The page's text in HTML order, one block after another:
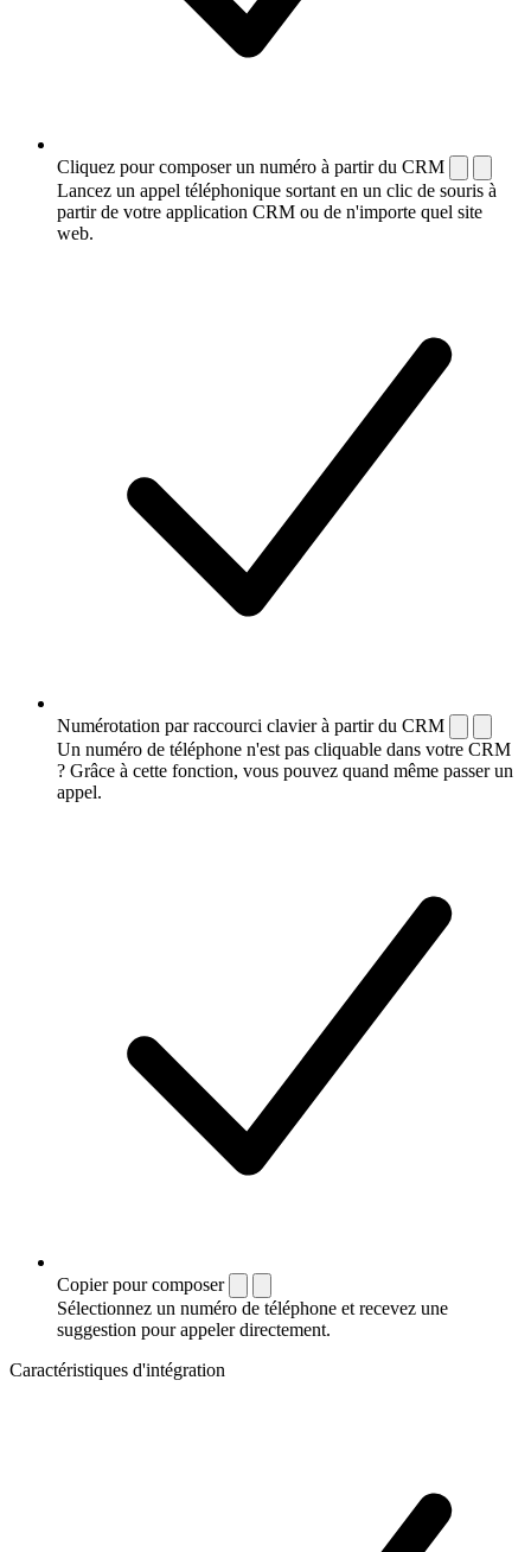
Cliquez pour composer un numéro à partir du CRM
Lancez un appel téléphonique sortant en un clic de souris à
partir de votre application CRM ou de n'importe quel site
web.
Numérotation par raccourci clavier à partir du CRM
Un numéro de téléphone n'est pas cliquable dans votre CRM
? Grâce à cette fonction, vous pouvez quand même passer un
appel.
Copier pour composer
Sélectionnez un numéro de téléphone et recevez une
suggestion pour appeler directement.
Caractéristiques d'intégration